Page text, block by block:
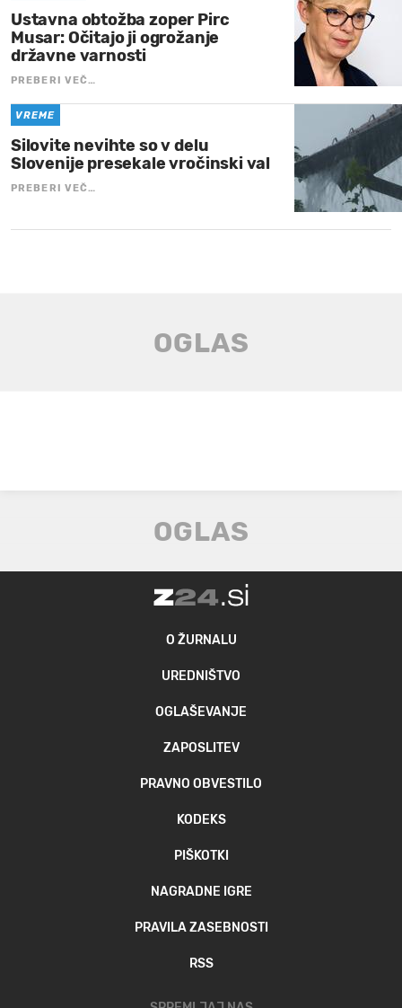
Ustavna obtožba zoper Pirc
Musar: Očitajo ji ogrožanje
državne varnosti
PREBERI VEČ…
VREME
Silovite nevihte so v delu
Slovenije presekale vročinski val
PREBERI VEČ…
O ŽURNALU
UREDNIŠTVO
OGLAŠEVANJE
ZAPOSLITEV
PRAVNO OBVESTILO
KODEKS
PIŠKOTKI
NAGRADNE IGRE
PRAVILA ZASEBNOSTI
RSS